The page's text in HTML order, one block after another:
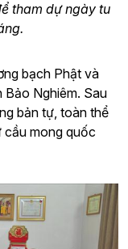
tham dự ngày tu
bạch Phật và
Bảo Nghiêm. Sau
bản tự, toàn thể
cầu mong quốc